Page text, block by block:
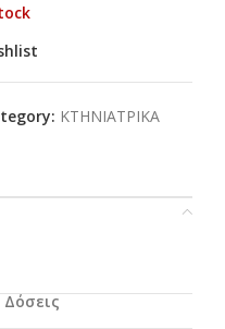
ΚΤΗΝΙΑΤΡΙΚΑ
Δόσεις